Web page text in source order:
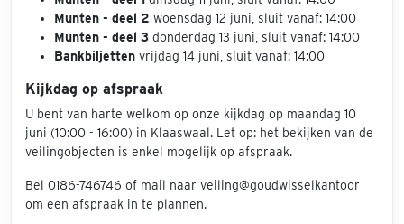
Munten - deel 2 woensdag 12 juni, sluit vanaf: 14:00
Munten - deel 3 donderdag 13 juni, sluit vanaf: 14:00
Bankbiljetten vrijdag 14 juni, sluit vanaf: 14:00
Kijkdag op afspraak
U bent van harte welkom op onze kijkdag op maandag 10
juni (10:00 - 16:00) in Klaaswaal. Let op: het bekijken van de
veilingobjecten is enkel mogelijk op afspraak.
Bel 0186-746746 of mail naar veiling@goudwisselkantoor
om een afspraak in te plannen.